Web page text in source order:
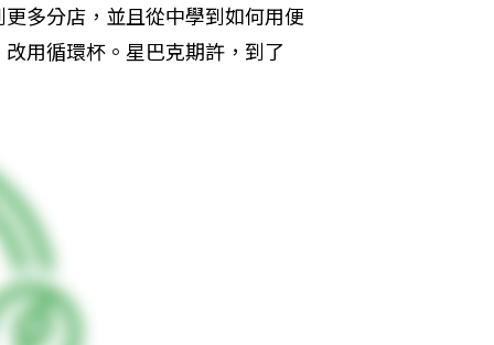
多分店，並且從中學到如何用便
用循環杯。星巴克期許，到了